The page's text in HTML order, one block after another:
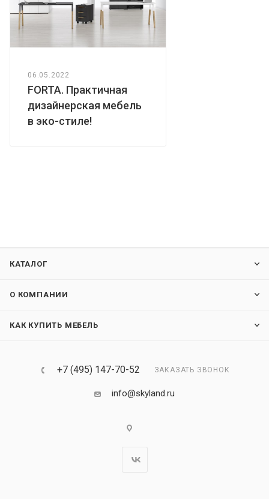
06.05.2022
FORTA. Практичная
дизайнерская мебель
в эко-стиле!
КАТАЛОГ
О КОМПАНИИ
КАК КУПИТЬ МЕБЕЛЬ
+7 (495) 147-70-52 ЗАКАЗАТЬ ЗВОНОК
info@skyland.ru